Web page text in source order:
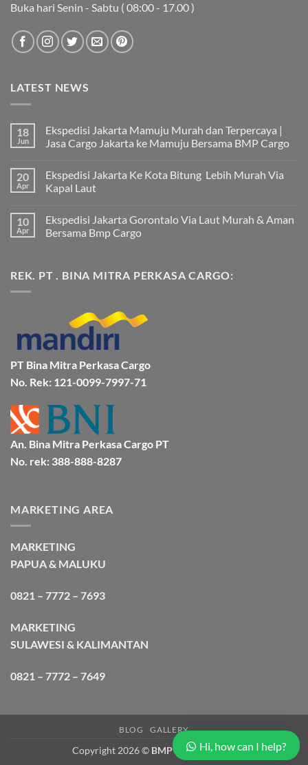
Buka hari Senin - Sabtu ( 08:00 - 17.00 )
LATEST NEWS
18
Jun
Ekspedisi Jakarta Mamuju Murah dan Terpercaya |
Jasa Cargo Jakarta ke Mamuju Bersama BMP Cargo
komentar
pada
Ekspedisi
Murah
dan
Terpercaya
Jakarta
ke
20
Apr
Ekspedisi Jakarta Ke Kota Bitung Lebih Murah Via
Kapal Laut
komentar
pada
Ekspedisi
Bitung
Lebih
10
Apr
Ekspedisi Jakarta Gorontalo Via Laut Murah & Aman
Bersama Bmp Cargo
pada
Ekspedisi
&
Aman
Bersama
Bmp
Cargo
REK. PT . BINA MITRA PERKASA CARGO:
PT Bina Mitra Perkasa Cargo
No. Rek: 121-0099-7997-71
An. Bina Mitra Perkasa Cargo PT
No. rek: 388-888-8287
MARKETING AREA
MARKETING
PAPUA & MALUKU
0821 – 7772 – 7693
MARKETING
SULAWESI & KALIMANTAN
0821 – 7772 – 7649
BLOG GALLERY
Copyright 2026 © BMP Cargo ExpressHi, how can I help?